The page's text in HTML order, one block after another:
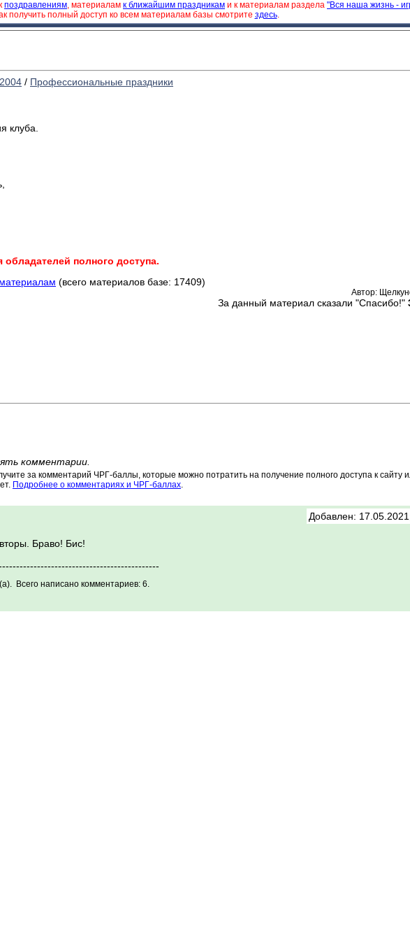
поздравлениям, материалам к ближайшим праздникам и к материалам раздела "Вся наша жизнь -
получить полный доступ ко всем материалам базы смотрите здесь.
/ Профессиональные праздники
клуба.
полного доступа.
(всего материалов базе: 17409)
Автор:
За данный материал сказали "Спасибо!"
комментарии.
за комментарий ЧРГ-баллы, которые можно потратить на получение полного доступа к сайту
Подробнее о комментариях и ЧРГ-баллах.
Добавлен:
Браво! Бис!
Всего написано комментариев: 6.